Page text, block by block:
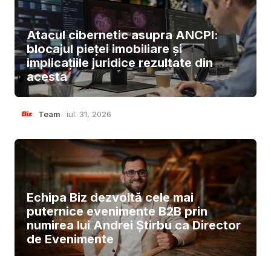
Atacul cibernetic asupra ANCPI:
blocajul pieței imobiliare și
implicațiile juridice rezultate din
acesta
Team iul. 31, 2026
Echipa Biz dezvoltă cele mai
puternice evenimente B2B prin
numirea lui Andrei Știrbu ca Director
de Evenimente